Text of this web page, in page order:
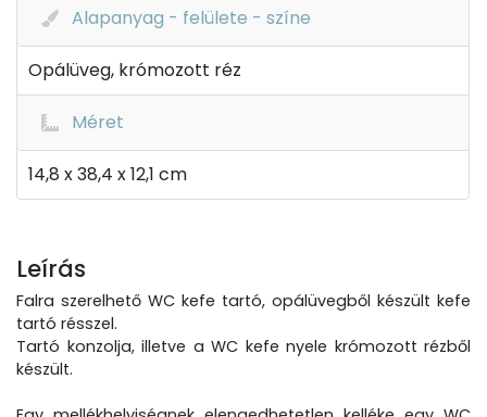
Alapanyag - felülete - színe
Opálüveg, krómozott réz
Méret
14,8 x 38,4 x 12,1 cm
Leírás
Falra szerelhető WC kefe tartó, opálüvegből készült kefe
tartó résszel.
Tartó konzolja, illetve a WC kefe nyele krómozott rézből
készült.